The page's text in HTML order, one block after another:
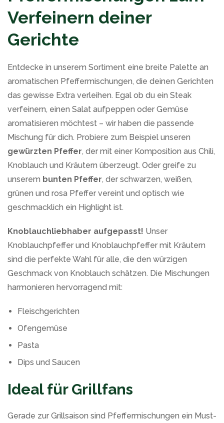
Verfeinern deiner
Gerichte
Entdecke in unserem Sortiment eine breite Palette an
aromatischen Pfeffermischungen, die deinen Gerichten
das gewisse Extra verleihen. Egal ob du ein Steak
verfeinern, einen Salat aufpeppen oder Gemüse
aromatisieren möchtest – wir haben die passende
Mischung für dich. Probiere zum Beispiel unseren
gewürzten Pfeffer, der mit einer Komposition aus Chili,
Knoblauch und Kräutern überzeugt. Oder greife zu
unserem bunten Pfeffer, der schwarzen, weißen,
grünen und rosa Pfeffer vereint und optisch wie
geschmacklich ein Highlight ist.
Knoblauchliebhaber aufgepasst! Unser
Knoblauchpfeffer und Knoblauchpfeffer mit Kräutern
sind die perfekte Wahl für alle, die den würzigen
Geschmack von Knoblauch schätzen. Die Mischungen
harmonieren hervorragend mit:
Fleischgerichten
Ofengemüse
Pasta
Dips und Saucen
Ideal für Grillfans
Gerade zur Grillsaison sind Pfeffermischungen ein Must-